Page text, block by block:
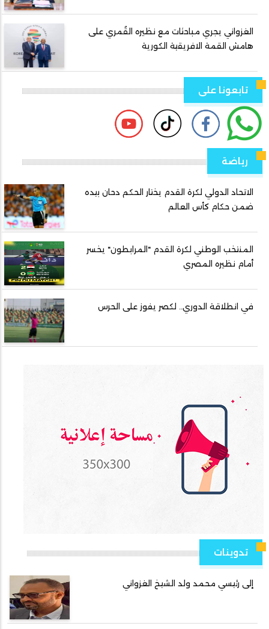
الغزواني يجري مباحثات مع نظيره القُمري على
هامش القمة الافريقية الكورية
تابعونا على
رياضة
الاتحاد الدولي لكرة القدم يختار الحكم دحان بيده
ضمن حكام كأس العالم
المنتخب الوطني لكرة القدم "المرابطون" يخسر
أمام نظيره المصري
في انطلاقة الدوري.. لكصر يفوز على الحرس
تدوينات
إلى رئيسي محمد ولد الشيخ الغزواني